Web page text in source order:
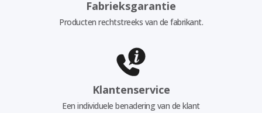
Fabrieksgarantie
Producten rechtstreeks van de fabrikant.
Klantenservice
Een individuele benadering van de klant